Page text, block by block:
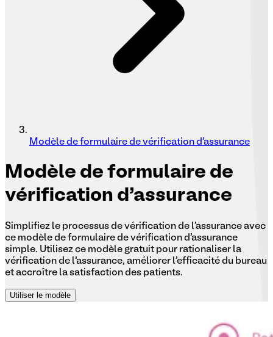
Modèle de formulaire de vérification d'assurance
Modèle de formulaire de
vérification d'assurance
Simplifiez le processus de vérification de l'assurance avec
ce modèle de formulaire de vérification d'assurance
simple. Utilisez ce modèle gratuit pour rationaliser la
vérification de l'assurance, améliorer l'efficacité du bureau
et accroître la satisfaction des patients.
Utiliser le modèle